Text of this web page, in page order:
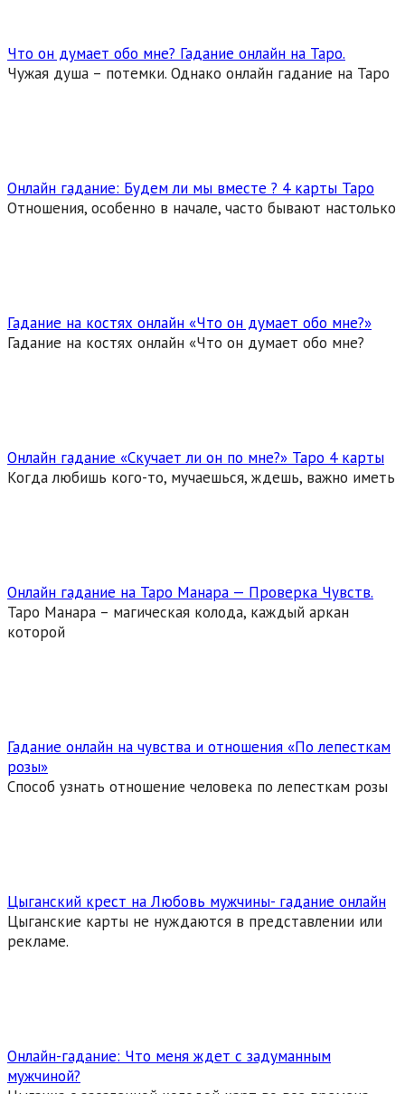
Что он думает обо мне? Гадание онлайн на Таро.
Чужая душа – потемки. Однако онлайн гадание на Таро
Онлайн гадание: Будем ли мы вместе ? 4 карты Таро
Отношения, особенно в начале, часто бывают настолько
Гадание на костях онлайн «Что он думает обо мне?»
Гадание на костях онлайн «Что он думает обо мне?
Онлайн гадание «Скучает ли он по мне?» Таро 4 карты
Когда любишь кого-то, мучаешься, ждешь, важно иметь
Онлайн гадание на Таро Манара — Проверка Чувств.
Таро Манара – магическая колода, каждый аркан
которой
Гадание онлайн на чувства и отношения «По лепесткам
розы»
Способ узнать отношение человека по лепесткам розы
Цыганский крест на Любовь мужчины- гадание онлайн
Цыганские карты не нуждаются в представлении или
рекламе.
Онлайн-гадание: Что меня ждет с задуманным
мужчиной?